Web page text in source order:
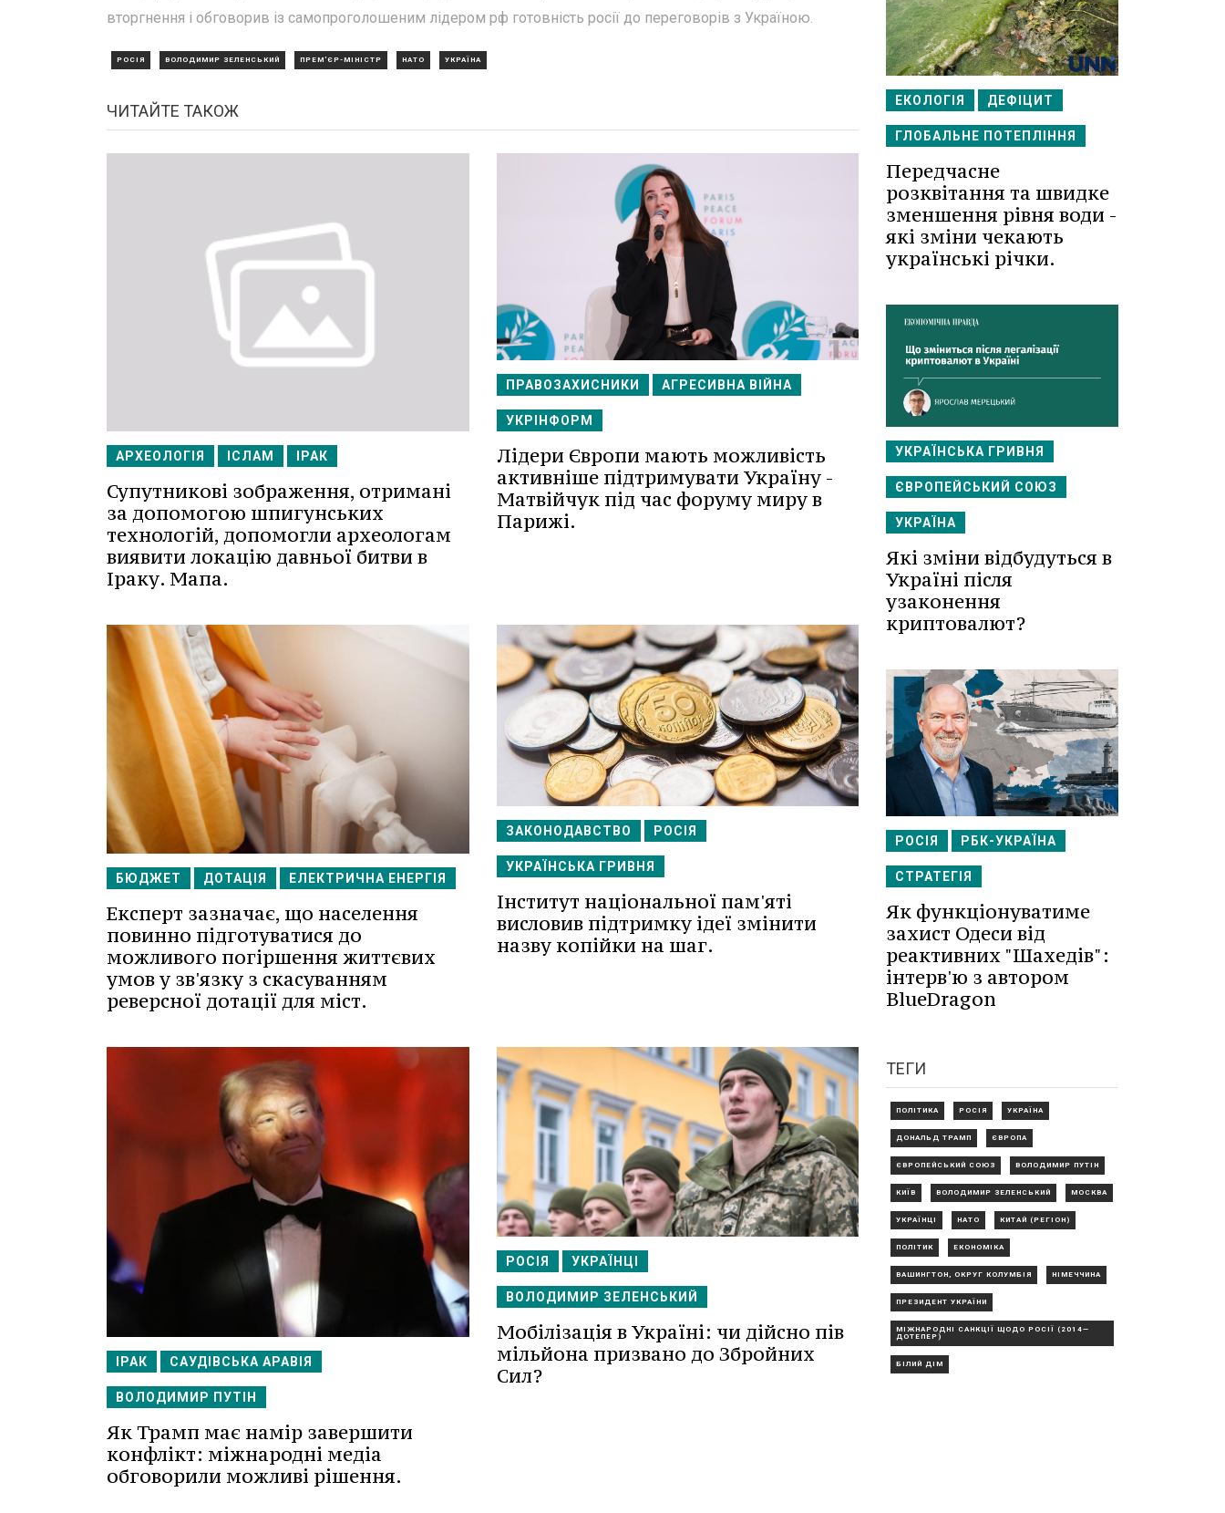
вторгнення і обговорив із самопроголошеним лідером рф готовність росії до переговорів з Україною.
РОСІЯ ВОЛОДИМИР ЗЕЛЕНСЬКИЙ ПРЕМ'ЄР-МІНІСТР НАТО УКРАЇНА
ЧИТАЙТЕ ТАКОЖ
АРХЕОЛОГІЯ ІСЛАМ ІРАК
Супутникові зображення, отримані
за допомогою шпигунських
технологій, допомогли археологам
виявити локацію давньої битви в
Іраку. Мапа.
ПРАВОЗАХИСНИКИ АГРЕСИВНА ВІЙНА
УКРІНФОРМ
Лідери Європи мають можливість
активніше підтримувати Україну -
Матвійчук під час форуму миру в
Парижі.
БЮДЖЕТ ДОТАЦІЯ ЕЛЕКТРИЧНА ЕНЕРГІЯ
Експерт зазначає, що населення
повинно підготуватися до
можливого погіршення життєвих
умов у зв'язку з скасуванням
реверсної дотації для міст.
ЗАКОНОДАВСТВО РОСІЯ
УКРАЇНСЬКА ГРИВНЯ
Інститут національної пам'яті
висловив підтримку ідеї змінити
назву копійки на шаг.
ІРАК САУДІВСЬКА АРАВІЯ
ВОЛОДИМИР ПУТІН
Як Трамп має намір завершити
конфлікт: міжнародні медіа
обговорили можливі рішення.
РОСІЯ УКРАЇНЦІ
ВОЛОДИМИР ЗЕЛЕНСЬКИЙ
Мобілізація в Україні: чи дійсно пів
мільйона призвано до Збройних
Сил?
ЕКОЛОГІЯ ДЕФІЦИТ
ГЛОБАЛЬНЕ ПОТЕПЛІННЯ
Передчасне
розквітання та швидке
зменшення рівня води -
які зміни чекають
українські річки.
УКРАЇНСЬКА ГРИВНЯ
ЄВРОПЕЙСЬКИЙ СОЮЗ
УКРАЇНА
Які зміни відбудуться в
Україні після
узаконення
криптовалют?
РОСІЯ РБК-УКРАЇНА
СТРАТЕГІЯ
Як функціонуватиме
захист Одеси від
реактивних "Шахедів":
інтерв'ю з автором
BlueDragon
ТЕГИ
ПОЛІТИКА РОСІЯ УКРАЇНА
ДОНАЛЬД ТРАМП ЄВРОПА
ЄВРОПЕЙСЬКИЙ СОЮЗ ВОЛОДИМИР ПУТІН
КИЇВ ВОЛОДИМИР ЗЕЛЕНСЬКИЙ МОСКВА
УКРАЇНЦІ НАТО КИТАЙ (РЕГІОН)
ПОЛІТИК ЕКОНОМІКА
ВАШИНГТОН, ОКРУГ КОЛУМБІЯ НІМЕЧЧИНА
ПРЕЗИДЕНТ УКРАЇНИ
МІЖНАРОДНІ САНКЦІЇ ЩОДО РОСІЇ (2014—
ДОТЕПЕР)
БІЛИЙ ДІМ